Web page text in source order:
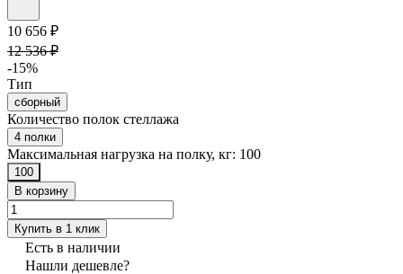
10 656 ₽
12 536 ₽
-15%
Тип
сборный
Количество полок стеллажа
4 полки
Максимальная нагрузка на полку, кг: 100
100
В корзину
Купить в 1 клик
Есть в наличии
Нашли дешевле?